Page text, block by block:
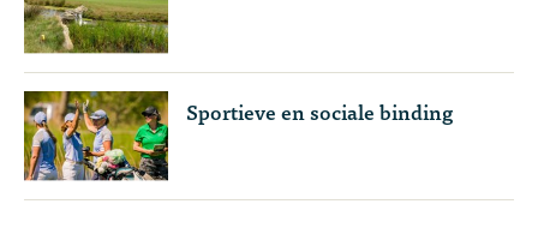
Sportieve en sociale binding